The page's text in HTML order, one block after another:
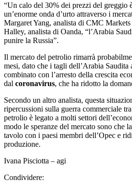
“Un calo del 30% dei prezzi del greggio
un’enorme onda d’urto attraverso i
Margaret Yang, analista di CMC
Halley, analista di Oanda, “l’Arabia
punire la Russia”.
Il mercato del petrolio rimarrà
mesi, dato che i tagli dell’Arabia Saudita
combinato con l’arresto della crescita
dal coronavirus, che ha ridotto la
Secondo un altro analista, questa
ripercussioni sulla guerra commerciale
petrolio è legato a molti settori
modo le speranze del mercato sono che
tavolo con i paesi membri dell’Opec e
produzione.
Ivana Pisciotta – agi
Condividere: